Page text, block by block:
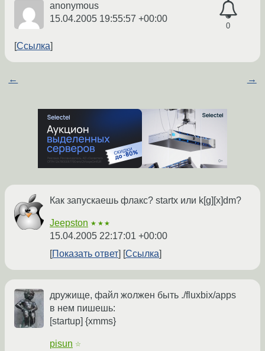
0
anonymous
15.04.2005 19:55:57 +00:00
Ссылка
← →
Как запускаешь флакс? startx или k[g][x]dm?
Jeepston ★★★
15.04.2005 22:17:01 +00:00
Показать ответ
Ссылка
дружище, файл жолжен быть ./fluxbix/apps
в нем пишешь:
[stаrtup] {xmms}
pisun ☆